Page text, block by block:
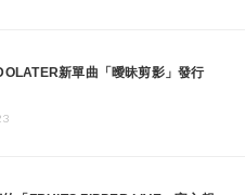
新單曲「曖昧剪影」發行